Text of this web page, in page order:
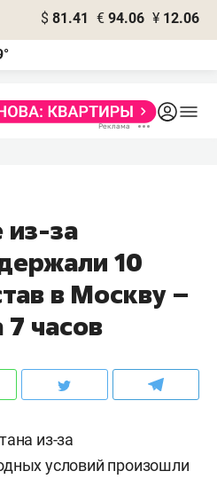
$ 81.41 € 94.06 ¥ 12.06
из-за
10
в Москву –
часов
из-за
условий произошли